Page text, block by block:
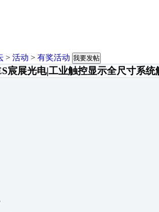
> 活动 > 有奖活动 我要发帖
宸展光电|工业触控显示全尺寸系